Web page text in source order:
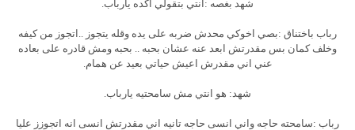
شهد بغصه :انتي بتقولي اكده يارباب.
رباب باختناق :بصي اخوكي محدش ضربه على يده وقله يتجوز ..اتجوز من كيفه
وخلف كمان بس مقدرتش ابعد عنه عشان بحبه .. بحبه ومش قادره على بعاده
عني اني مقدرش اعيش حياتي بعيد عن همام.
شهد: هو انتي مش سامحتيه يارباب.
رباب :سامحته حاجه واني انسى حاجه تانيه اني مقدرتش انسى انه اتجوزز عليا